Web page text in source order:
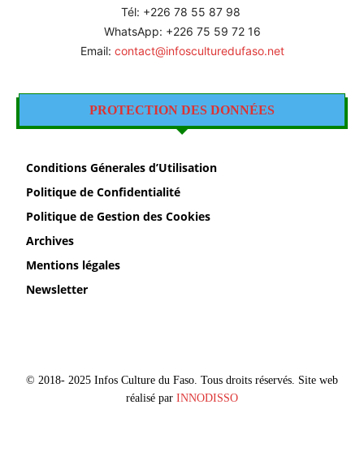
Tél: +226 78 55 87 98
WhatsApp: +226 75 59 72 16
Email: contact@infosculturedufaso.net
PROTECTION DES DONNÉES
Conditions Génerales d’Utilisation
Politique de Confidentialité
Politique de Gestion des Cookies
Archives
Mentions légales
Newsletter
© 2018- 2025 Infos Culture du Faso. Tous droits réservés. Site web
réalisé par INNODISSO